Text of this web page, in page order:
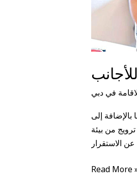
في دبي
إلى
من بيئة
Read More